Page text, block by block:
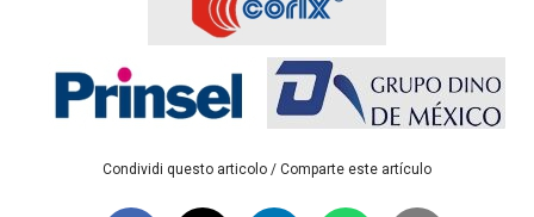
Condividi questo articolo / Comparte este artículo